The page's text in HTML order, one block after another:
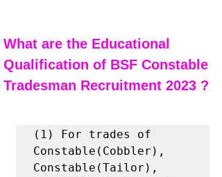
What are the Educational
Qualification of BSF Constable
Tradesman Recruitment 2023 ?
(1) For trades of
Constable(Cobbler),
Constable(Tailor),